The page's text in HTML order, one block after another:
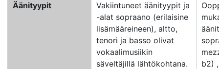
Äänityypit
Vakiintuneet äänityypit ja
-alat sopraano (erilaisine
lisämääreineen), altto,
tenori ja basso olivat
vokaalimusiikin
säveltäjillä lähtökohtana.
b2)